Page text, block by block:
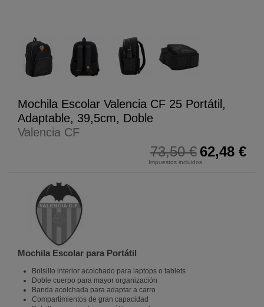
Mochila Escolar Valencia CF 25 Portátil,
Adaptable, 39,5cm, Doble
Valencia CF
73,50 € 62,48 €
Impuestos incluidos
Mochila Escolar para Portátil
Bolsillo interior acolchado para laptops o tablets
Doble cuerpo para mayor organización
Banda acolchada para adaptar a carro
Compartimientos de gran capacidad